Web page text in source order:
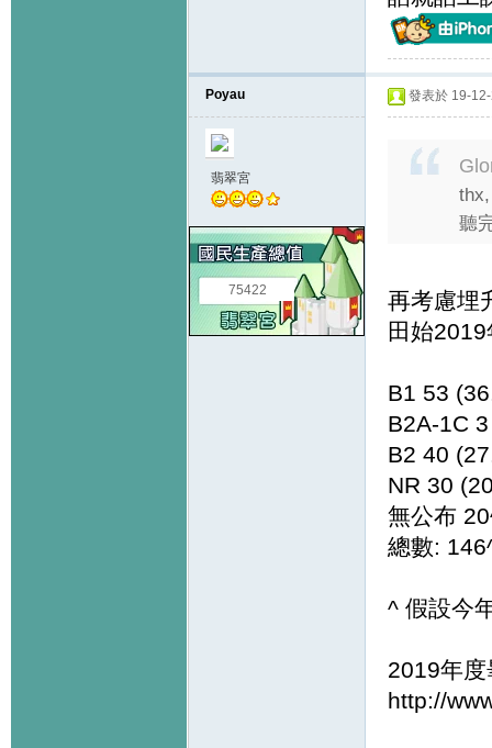
Poyau
翡翠宮
75422
發表於 19-
thx,
聽
再考慮埋
田始
B1 53
B2A-1C
B2 40
NR 30
無公布
總數:
^ 假設今
2019年
http://